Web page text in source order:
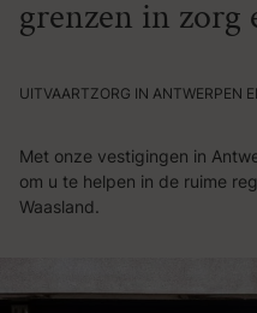
UITVAARTZORG IN ANTWERPEN
grenzen in zorg
Met onze vestigingen in
om u te helpen in de ruime
Waasland.